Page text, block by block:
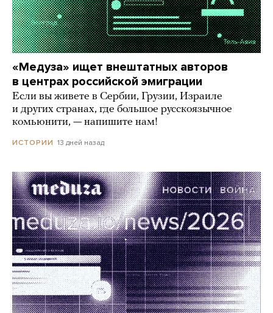
«Медуза» ищет внештатных авторов
в центрах российской эмиграции
Если вы живете в Сербии, Грузии, Израиле
и других странах, где большое русскоязычное
комьюнити, — напишите нам!
ИСТОРИИ 13 дней назад